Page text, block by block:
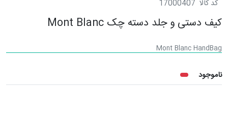
کد کالا 17000407
کیف دستی و جلد دسته چک Mont Blanc
Mont Blanc HandBag
ناموجود